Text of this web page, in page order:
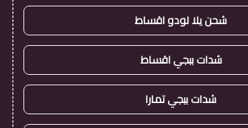
شحن يلا لودو اقساط
شدات ببجي اقساط
شدات ببجي تمارا